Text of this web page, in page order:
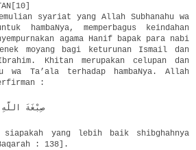
syariat yang Allah Subhanahu wa
hambaNya, memperbagus keindahan
agama Hanif bapak para nabi
moyang bagi keturunan Ismail dan
Khitan merupakan celupan dan
wa Ta’ala terhadap hambaNya. Allah
:
صِبْغَةَ
siapakah yang lebih baik shibghahnya
: 138].